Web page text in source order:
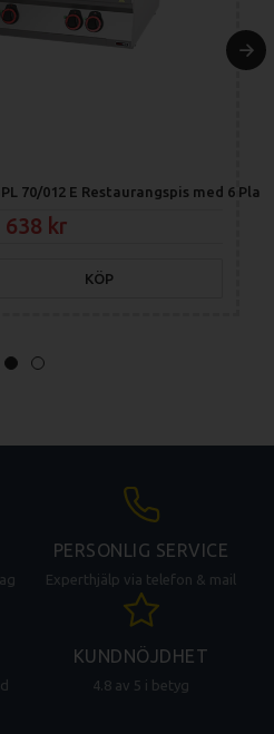
70/012 E Restaurangspis med 6
638
KÖP
PERSONLIG SERVICE
Experthjälp via telefon & mail
KUNDNÖJDHET
4.8 av 5 i betyg